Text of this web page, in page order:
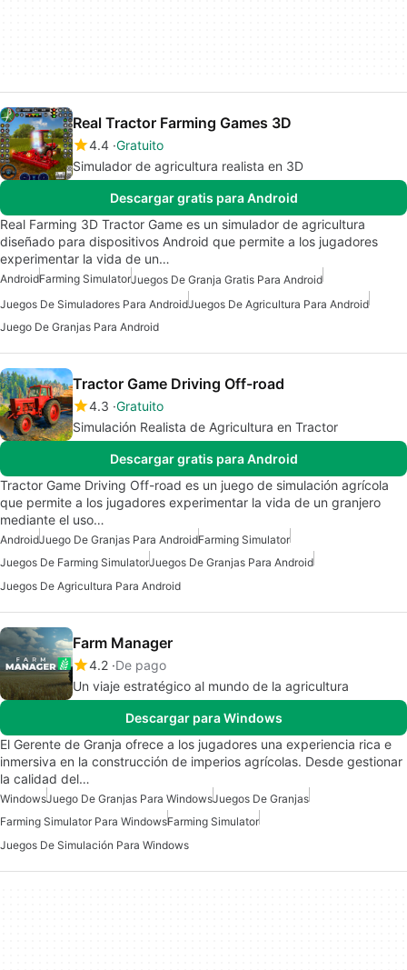
Real Tractor Farming Games 3D
4.4 Gratuito
Simulador de agricultura realista en 3D
Descargar gratis para Android
Real Farming 3D Tractor Game es un simulador de agricultura
diseñado para dispositivos Android que permite a los jugadores
experimentar la vida de un…
AndroidFarming SimulatorJuegos De Granja Gratis Para Android
Juegos De Simuladores Para AndroidJuegos De Agricultura Para Android
Juego De Granjas Para Android
Tractor Game Driving Off-road
4.3 Gratuito
Simulación Realista de Agricultura en Tractor
Descargar gratis para Android
Tractor Game Driving Off-road es un juego de simulación agrícola
que permite a los jugadores experimentar la vida de un granjero
mediante el uso…
AndroidJuego De Granjas Para AndroidFarming Simulator
Juegos De Farming SimulatorJuegos De Granjas Para Android
Juegos De Agricultura Para Android
Farm Manager
4.2 De pago
Un viaje estratégico al mundo de la agricultura
Descargar para Windows
El Gerente de Granja ofrece a los jugadores una experiencia rica e
inmersiva en la construcción de imperios agrícolas. Desde gestionar
la calidad del…
WindowsJuego De Granjas Para WindowsJuegos De Granjas
Farming Simulator Para WindowsFarming Simulator
Juegos De Simulación Para Windows